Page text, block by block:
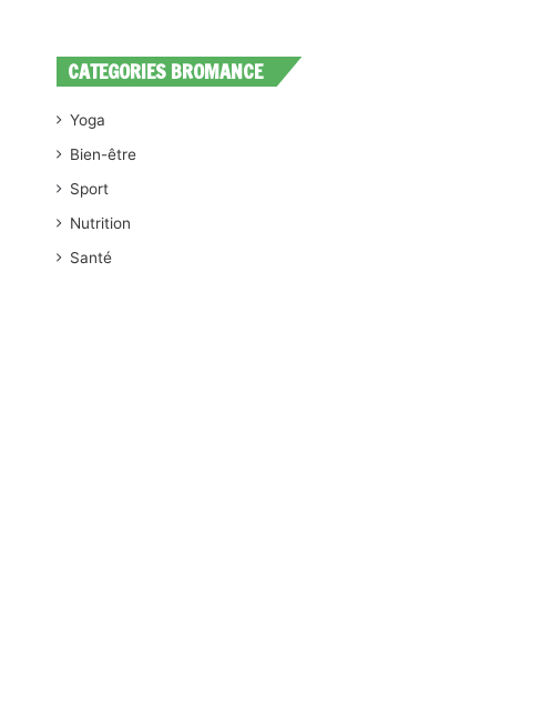
CATEGORIES BROMANCE
Yoga
Bien-être
Sport
Nutrition
Santé